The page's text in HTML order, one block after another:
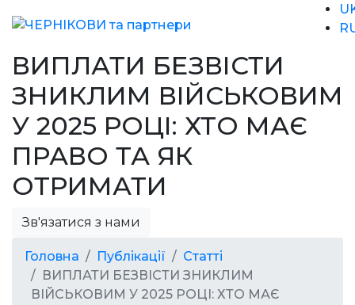
ВИПЛАТИ БЕЗВІСТИ
ЗНИКЛИМ ВІЙСЬКОВИМ
У 2025 РОЦІ: ХТО МАЄ
ПРАВО ТА ЯК
ОТРИМАТИ
Зв'язатися з нами
Головна Публікації
Статті
ВИПЛАТИ БЕЗВІСТИ ЗНИКЛИМ
ВІЙСЬКОВИМ У 2025 РОЦІ: ХТО МАЄ